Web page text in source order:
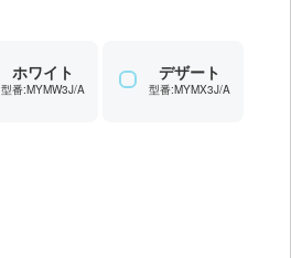
ホワイト
型番:MYMW3J/A
デザート
型番:MYMX3J/A